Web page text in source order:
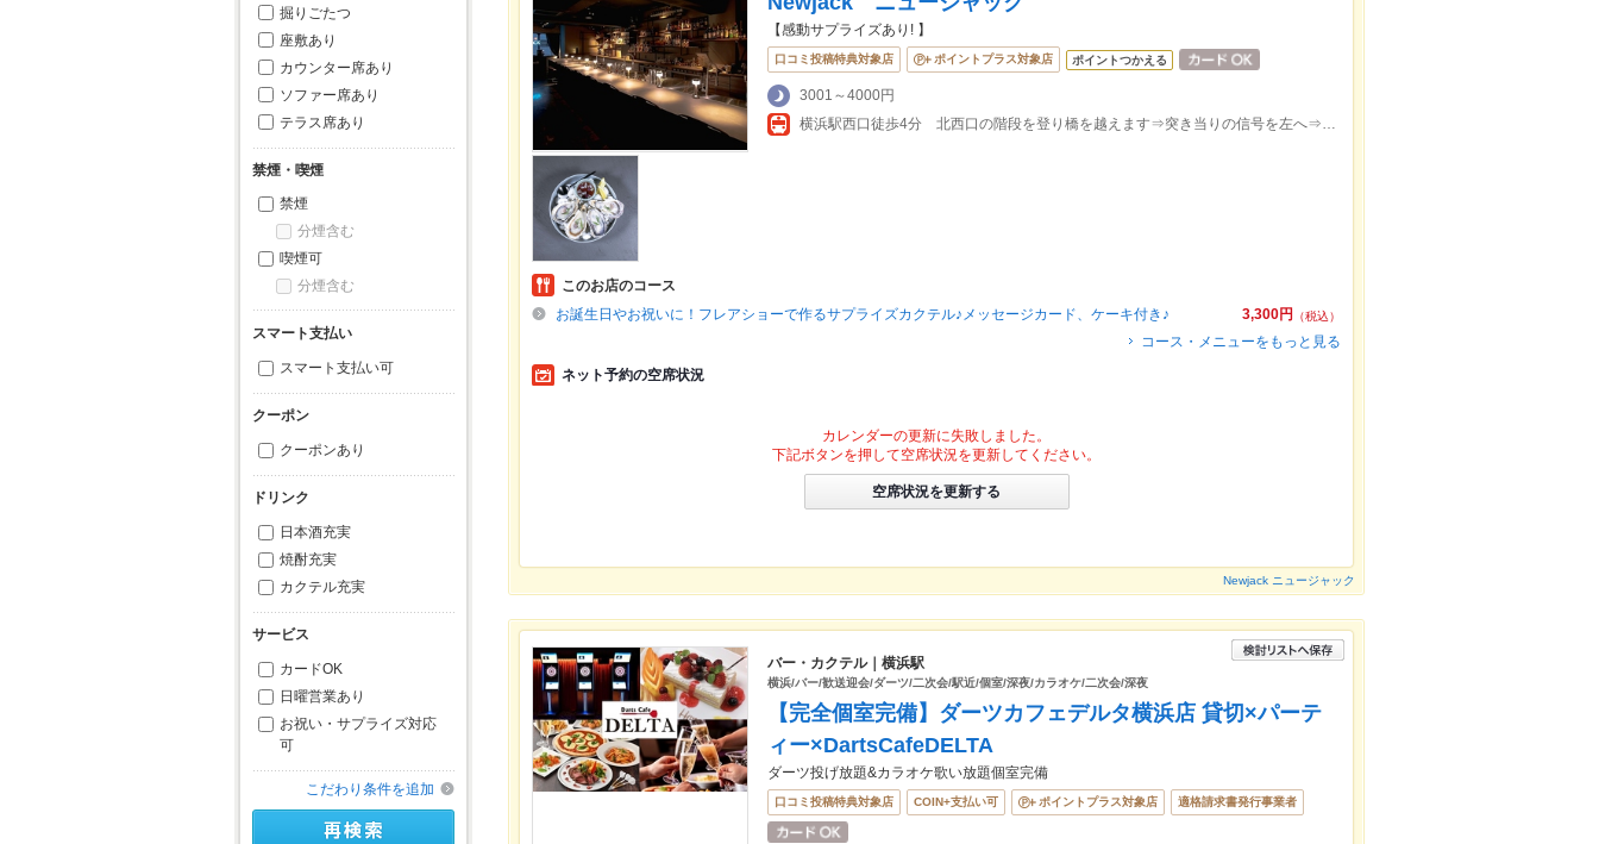
掘りごたつ
座敷あり
カウンター席あり
ソファー席あり
テラス席あり
禁煙・喫煙
禁煙
分煙含む
喫煙可
分煙含む
スマート支払い
スマート支払い可
クーポン
クーポンあり
ドリンク
日本酒充実
焼酎充実
カクテル充実
サービス
カードOK
日曜営業あり
お祝い・サプライズ対応
可
こだわり条件を追加
【感動サプライズあり! 】
口コミ投稿特典対象店 ポイントプラス対象店 ポイントつかえる
3001～4000円
横浜駅西口徒歩4分 北西口の階段を登り橋を越えます⇒突き当りの信号を左へ⇒少し歩いた左側のビル4F
このお店のコース
3,300円
（税込）
お誕生日やお祝いに！フレアショーで作るサプライズカクテル♪メッセージカード、ケーキ付き♪
コース・メニューをもっと見る
ネット予約の空席状況
カレンダーの更新に失敗しました。
下記ボタンを押して空席状況を更新してください。
空席状況を更新する
Newjack ニュージャック
バー・カクテル｜横浜駅
横浜/バー/歓送迎会/ダーツ/二次会/駅近/個室/深夜/カラオケ/二次会/深夜
【完全個室完備】ダーツカフェデルタ横浜店 貸切×パーテ
ィー×DartsCafeDELTA
ダーツ投げ放題&カラオケ歌い放題個室完備
口コミ投稿特典対象店 COIN+支払い可 ポイントプラス対象店 適格請求書発行事業者